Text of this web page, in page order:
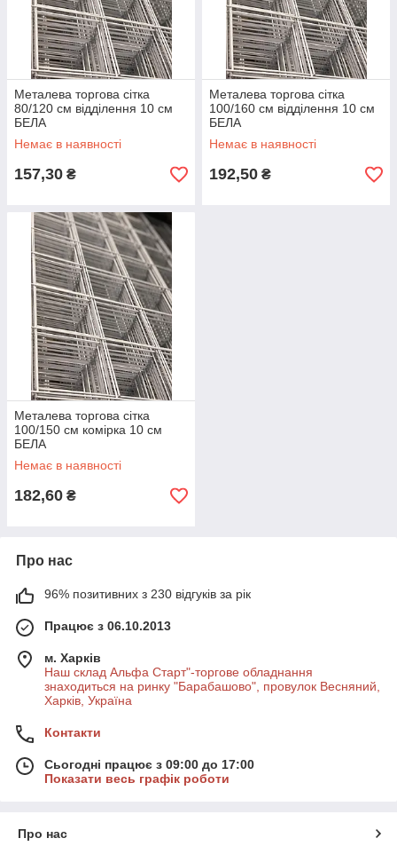
Металева торгова сітка
80/120 см відділення 10 см
БЕЛА
Немає в наявності
157,30 ₴
Металева торгова сітка
100/160 см відділення 10 см
БЕЛА
Немає в наявності
192,50 ₴
Металева торгова сітка
100/150 см комірка 10 см
БЕЛА
Немає в наявності
182,60 ₴
Про нас
96% позитивних з 230 відгуків за рік
Працює з 06.10.2013
м. Харків
Наш склад Альфа Старт"-торгове обладнання
знаходиться на ринку "Барабашово", провулок Весняний,
Харків, Україна
Контакти
Сьогодні працює з 09:00 до 17:00
Показати весь графік роботи
Про нас